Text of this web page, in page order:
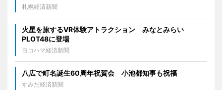
札幌経済新聞
火星を旅するVR体験アトラクション みなとみらい
PLOT48に登場
ヨコハマ経済新聞
八広で町名誕生60周年祝賀会 小池都知事も祝福
すみだ経済新聞